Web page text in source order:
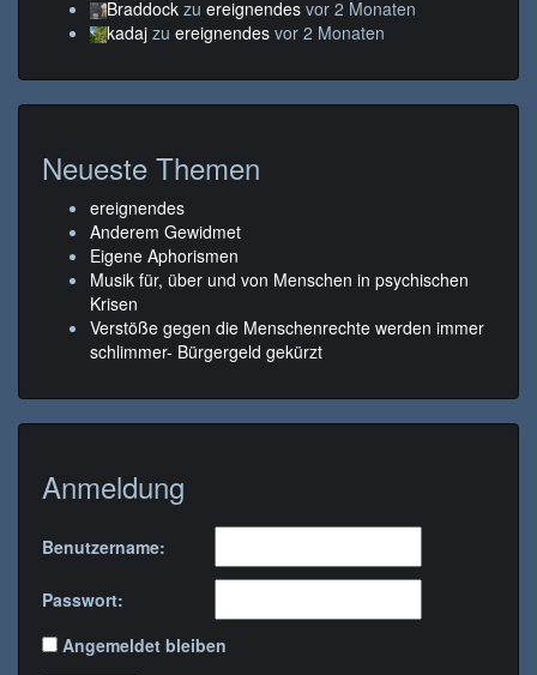
Braddock zu ereignendes vor 2 Monaten
kadaj zu ereignendes vor 2 Monaten
Neueste Themen
ereignendes
Anderem Gewidmet
Eigene Aphorismen
Musik für, über und von Menschen in psychischen
Krisen
Verstöße gegen die Menschenrechte werden immer
schlimmer- Bürgergeld gekürzt
Anmeldung
Benutzername:
Passwort:
Angemeldet bleiben